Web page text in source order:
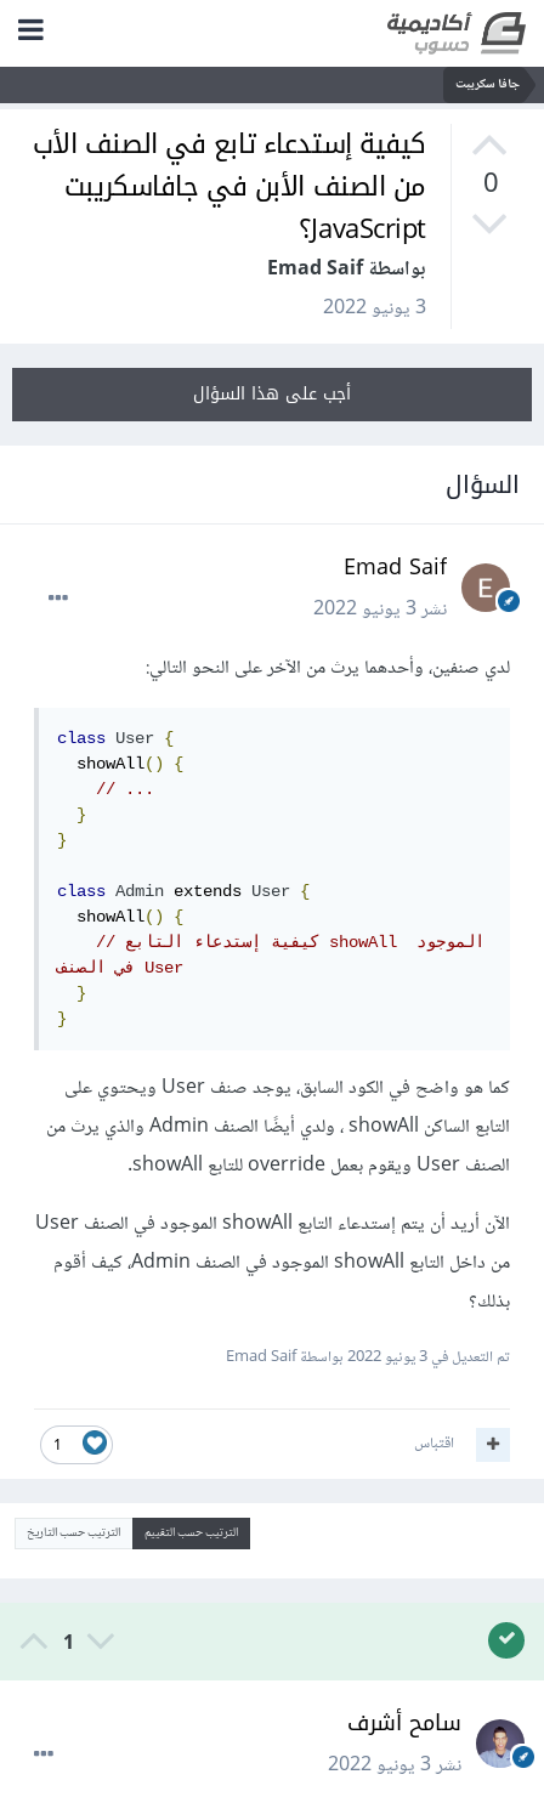
جافا سكريبت
0
كيفية إستدعاء تابع في الصنف الأب
من الصنف الأبن في جافاسكريبت
JavaScript؟
بواسطة Emad Saif
3 يونيو 2022
أجب على هذا السؤال
السؤال
Emad Saif
نشر3 يونيو 2022
لدي صنفين، وأحدهما يرث من الآخر على النحو التالي:
class User
{
  showAll
()
{
// ...
}
}
class Admin extends User
{
  showAll
()
{
// كيفية إستدعاء التابع showAll الموجود
في الصنف User
}
}
كما هو واضح في الكود السابق، يوجد صنف User ويحتوي على
التابع الساكن showAll ، ولدي أيضًا الصنف Admin والذي يرث من
الصنف User ويقوم بعمل override للتابع showAll.
الآن أريد أن يتم إستدعاء التابع showAll الموجود في الصنف User
من داخل التابع showAll الموجود في الصنف Admin، كيف أقوم
بذلك؟
تم التعديل في3 يونيو 2022 بواسطة Emad Saif
1 اقتباس
الترتيب حسب التقييم الترتيب حسب التاريخ
1
سامح أشرف
نشر3 يونيو 2022